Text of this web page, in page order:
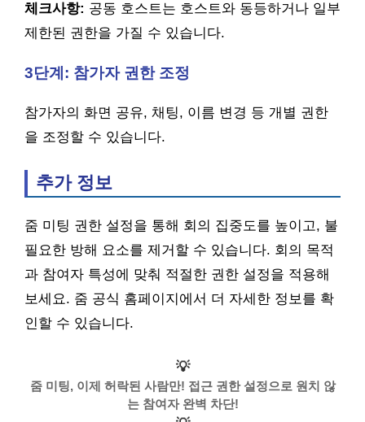
체크사항: 공동 호스트는 호스트와 동등하거나 일부
제한된 권한을 가질 수 있습니다.
3단계: 참가자 권한 조정
참가자의 화면 공유, 채팅, 이름 변경 등 개별 권한
을 조정할 수 있습니다.
추가 정보
줌 미팅 권한 설정을 통해 회의 집중도를 높이고, 불
필요한 방해 요소를 제거할 수 있습니다. 회의 목적
과 참여자 특성에 맞춰 적절한 권한 설정을 적용해
보세요. 줌 공식 홈페이지에서 더 자세한 정보를 확
인할 수 있습니다.
💡
줌 미팅, 이제 허락된 사람만! 접근 권한 설정으로 원치 않
는 참여자 완벽 차단!